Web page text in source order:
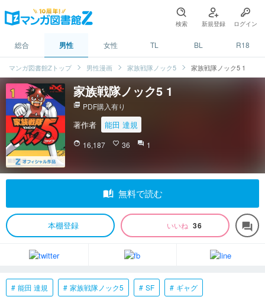
検索 新規登録 ログイン
総合 男性 女性 TL BL R18
マンガ図書館Zトップ 男性漫画 家族戦隊ノック5 家族戦隊ノック5 1
家族戦隊ノック5 1
picture_as_pdf PDF購入有り
著作者 能田 達規
face 16,187 favorite_border 36 question_answer 1
auto_stories 無料で読む
本棚登録 いいね 36 forum
能田 達規 家族戦隊ノック5 SF ギャグ